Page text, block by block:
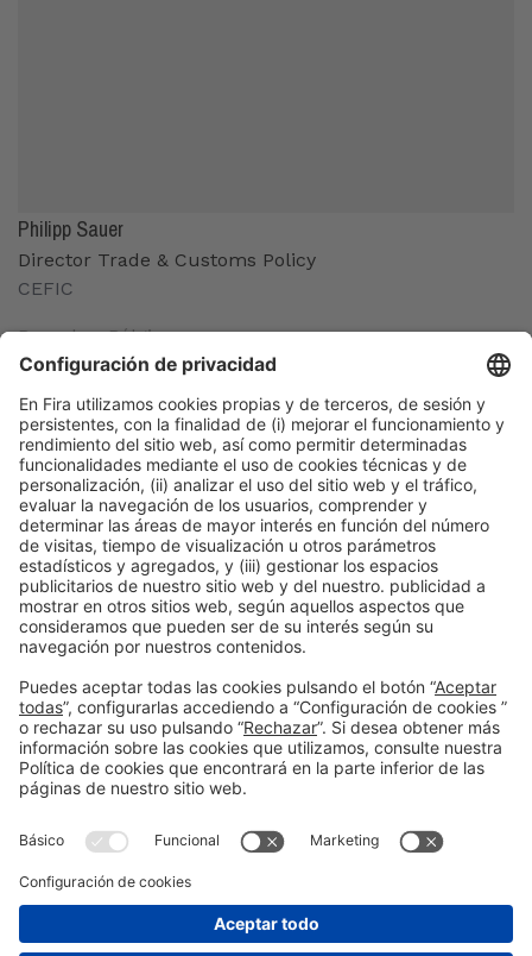
Philipp Sauer
Director Trade & Customs Policy
CEFIC
Bruselas, Bélgica
Organizadores
#EXPOQUIMIA2026
en las redes sociales